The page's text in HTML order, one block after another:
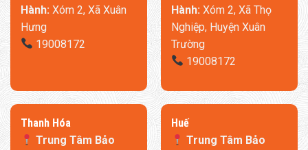
Hành: Xóm 2, Xã Xuân
Hưng
19008172
Hành: Xóm 2, Xã Thọ
Nghiệp, Huyện Xuân
Trường
19008172
Thanh Hóa
Trung Tâm Bảo
​Huế
Trung Tâm Bảo